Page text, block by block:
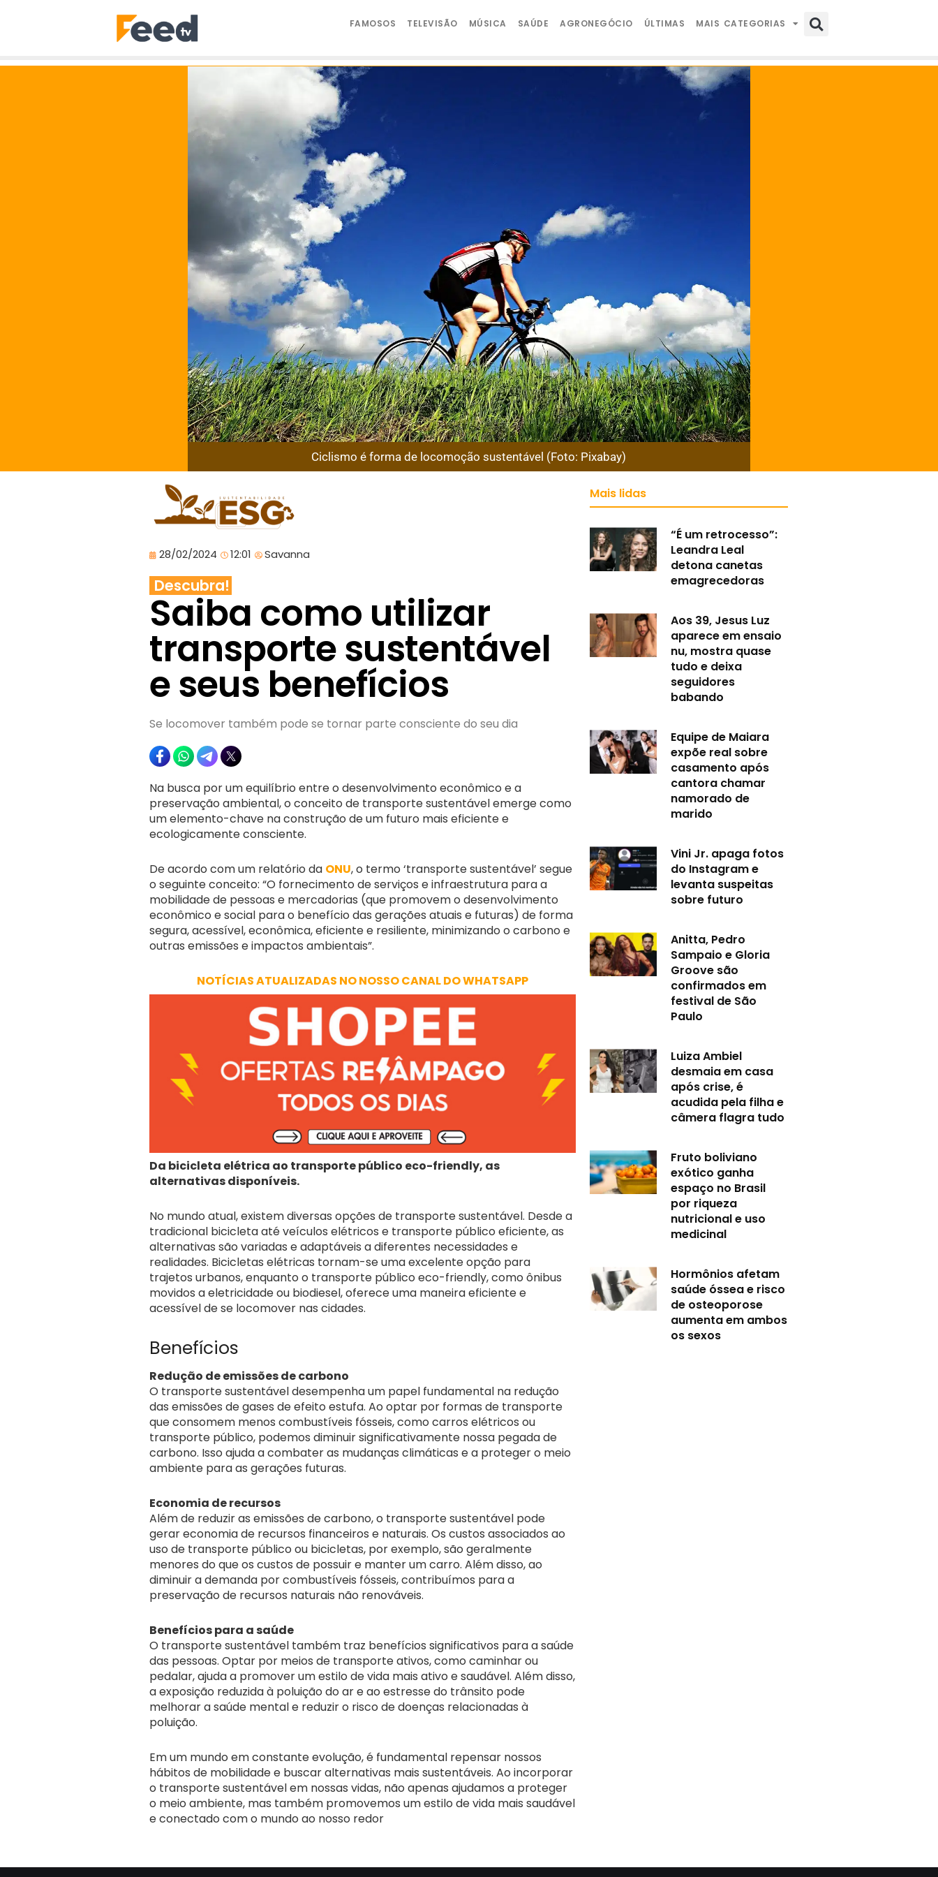
FAMOSOS TELEVISÃO MÚSICA SAÚDE AGRONEGÓCIO ÚLTIMAS MAIS CATEGORIAS
Ciclismo é forma de locomoção sustentável (Foto: Pixabay)
28/02/2024 12:01 Savanna
Descubra!
Saiba como utilizar
transporte sustentável
e seus benefícios
Se locomover também pode se tornar parte consciente do seu dia
Na busca por um equilíbrio entre o desenvolvimento econômico e a
preservação ambiental, o conceito de transporte sustentável emerge como
um elemento-chave na construção de um futuro mais eficiente e
ecologicamente consciente.
De acordo com um relatório da ONU, o termo ‘transporte sustentável’ segue
o seguinte conceito: “O fornecimento de serviços e infraestrutura para a
mobilidade de pessoas e mercadorias (que promovem o desenvolvimento
econômico e social para o benefício das gerações atuais e futuras) de forma
segura, acessível, econômica, eficiente e resiliente, minimizando o carbono e
outras emissões e impactos ambientais”.
NOTÍCIAS ATUALIZADAS NO NOSSO CANAL DO WHATSAPP
Da bicicleta elétrica ao transporte público eco-friendly, as
alternativas disponíveis.
No mundo atual, existem diversas opções de transporte sustentável. Desde a
tradicional bicicleta até veículos elétricos e transporte público eficiente, as
alternativas são variadas e adaptáveis a diferentes necessidades e
realidades. Bicicletas elétricas tornam-se uma excelente opção para
trajetos urbanos, enquanto o transporte público eco-friendly, como ônibus
movidos a eletricidade ou biodiesel, oferece uma maneira eficiente e
acessível de se locomover nas cidades.
Benefícios
Redução de emissões de carbono
O transporte sustentável desempenha um papel fundamental na redução
das emissões de gases de efeito estufa. Ao optar por formas de transporte
que consomem menos combustíveis fósseis, como carros elétricos ou
transporte público, podemos diminuir significativamente nossa pegada de
carbono. Isso ajuda a combater as mudanças climáticas e a proteger o meio
ambiente para as gerações futuras.
Economia de recursos
Além de reduzir as emissões de carbono, o transporte sustentável pode
gerar economia de recursos financeiros e naturais. Os custos associados ao
uso de transporte público ou bicicletas, por exemplo, são geralmente
menores do que os custos de possuir e manter um carro. Além disso, ao
diminuir a demanda por combustíveis fósseis, contribuímos para a
preservação de recursos naturais não renováveis.
Benefícios para a saúde
O transporte sustentável também traz benefícios significativos para a saúde
das pessoas. Optar por meios de transporte ativos, como caminhar ou
pedalar, ajuda a promover um estilo de vida mais ativo e saudável. Além disso,
a exposição reduzida à poluição do ar e ao estresse do trânsito pode
melhorar a saúde mental e reduzir o risco de doenças relacionadas à
poluição.
Em um mundo em constante evolução, é fundamental repensar nossos
hábitos de mobilidade e buscar alternativas mais sustentáveis. Ao incorporar
o transporte sustentável em nossas vidas, não apenas ajudamos a proteger
o meio ambiente, mas também promovemos um estilo de vida mais saudável
e conectado com o mundo ao nosso redor
Mais lidas
“É um retrocesso”:
Leandra Leal
detona canetas
emagrecedoras
Aos 39, Jesus Luz
aparece em ensaio
nu, mostra quase
tudo e deixa
seguidores
babando
Equipe de Maiara
expõe real sobre
casamento após
cantora chamar
namorado de
marido
Vini Jr. apaga fotos
do Instagram e
levanta suspeitas
sobre futuro
Anitta, Pedro
Sampaio e Gloria
Groove são
confirmados em
festival de São
Paulo
Luiza Ambiel
desmaia em casa
após crise, é
acudida pela filha e
câmera flagra tudo
Fruto boliviano
exótico ganha
espaço no Brasil
por riqueza
nutricional e uso
medicinal
Hormônios afetam
saúde óssea e risco
de osteoporose
aumenta em ambos
os sexos